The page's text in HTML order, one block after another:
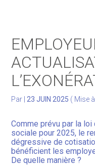
Gérer votre patrimoine
Facturation Électronique
Par 23 JUIN 2025 ( Mise
Comme prévu par la
sociale pour 2025, le
dégressive de
bénéficient les
De quelle manière ?